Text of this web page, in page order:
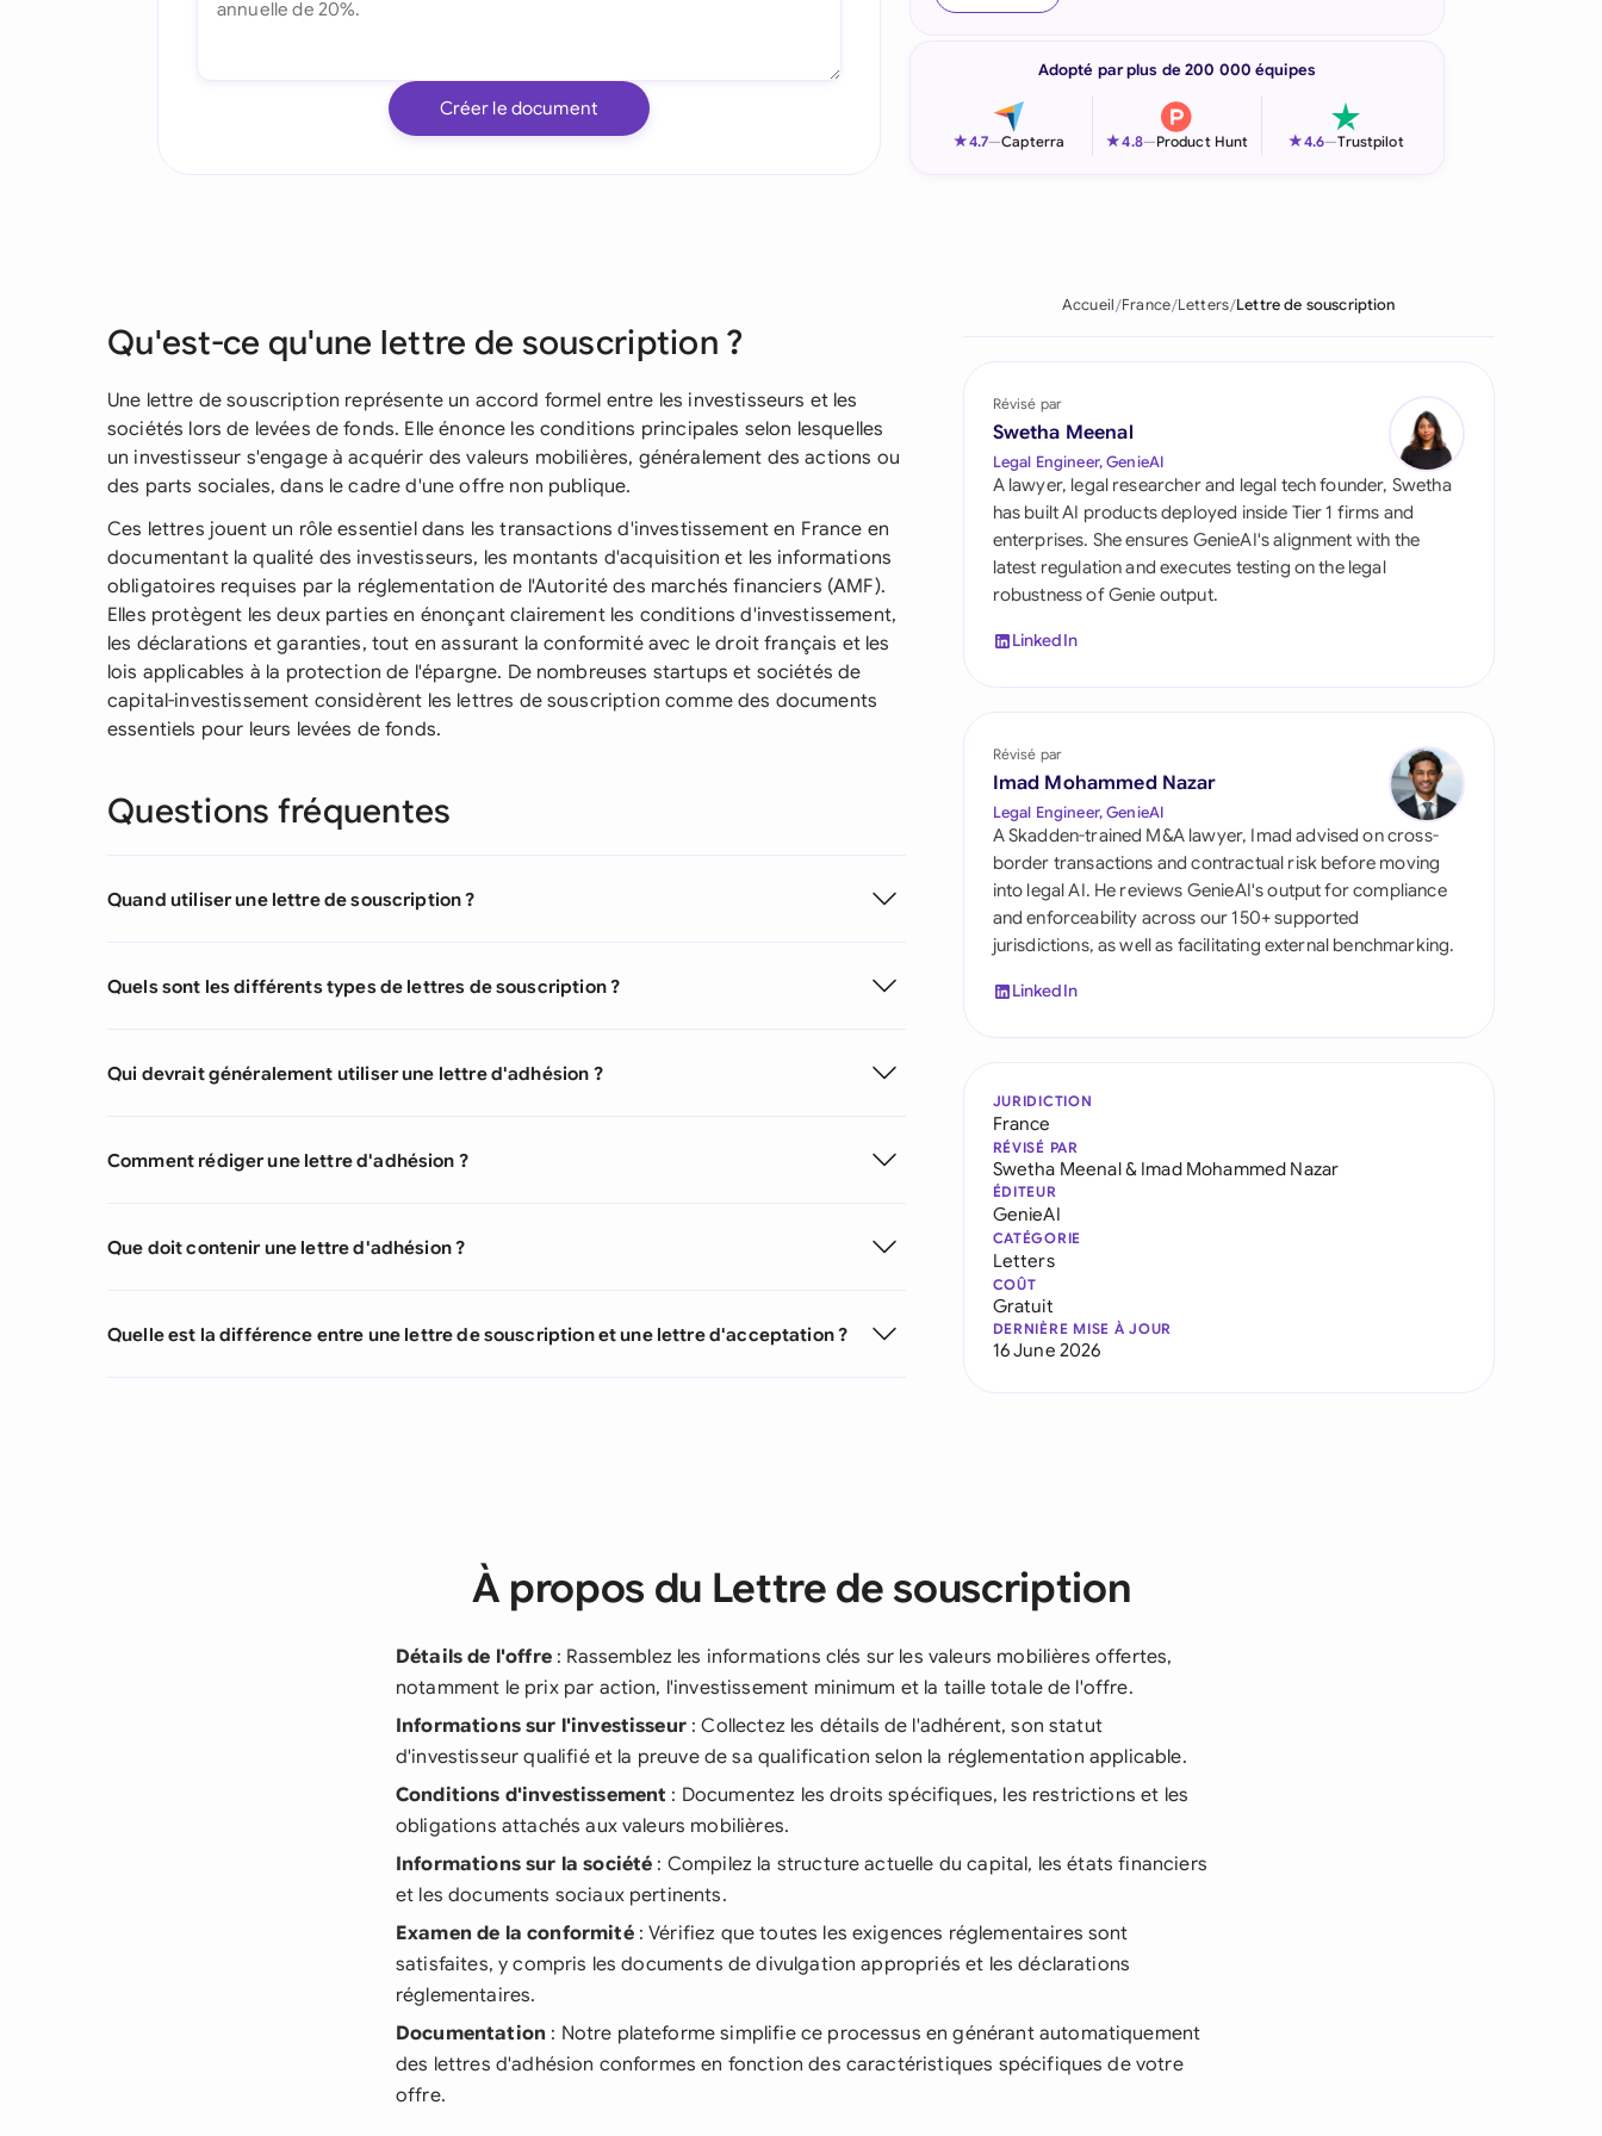
Philippines
Saudi Arabia
South Africa
Switzerland
United Kingdom
United States
Créer le document
Adopté par plus de 200 000 équipes
★4.7—Capterra ★4.8—Product Hunt ★4.6—Trustpilot
Qu'est-ce qu'une lettre de souscription ?
Une lettre de souscription représente un accord formel entre les investisseurs et les
sociétés lors de levées de fonds. Elle énonce les conditions principales selon lesquelles
un investisseur s'engage à acquérir des valeurs mobilières, généralement des actions ou
des parts sociales, dans le cadre d'une offre non publique.
Ces lettres jouent un rôle essentiel dans les transactions d'investissement en France en
documentant la qualité des investisseurs, les montants d'acquisition et les informations
obligatoires requises par la réglementation de l'Autorité des marchés financiers (AMF).
Elles protègent les deux parties en énonçant clairement les conditions d'investissement,
les déclarations et garanties, tout en assurant la conformité avec le droit français et les
lois applicables à la protection de l'épargne. De nombreuses startups et sociétés de
capital-investissement considèrent les lettres de souscription comme des documents
essentiels pour leurs levées de fonds.
Questions fréquentes
Quand utiliser une lettre de souscription ?
Quels sont les différents types de lettres de souscription ?
Qui devrait généralement utiliser une lettre d'adhésion ?
Comment rédiger une lettre d'adhésion ?
Que doit contenir une lettre d'adhésion ?
Quelle est la différence entre une lettre de souscription et une lettre d'acceptation ?
Accueil France Letters Lettre de souscription
Révisé par
Swetha Meenal
Legal Engineer, GenieAI
A lawyer, legal researcher and legal tech founder, Swetha
has built AI products deployed inside Tier 1 firms and
enterprises. She ensures GenieAI's alignment with the
latest regulation and executes testing on the legal
robustness of Genie output.
LinkedIn
Révisé par
Imad Mohammed Nazar
Legal Engineer, GenieAI
A Skadden-trained M&A lawyer, Imad advised on cross-
border transactions and contractual risk before moving
into legal AI. He reviews GenieAI's output for compliance
and enforceability across our 150+ supported
jurisdictions, as well as facilitating external benchmarking.
LinkedIn
JURIDICTION
France
RÉVISÉ PAR
Swetha Meenal& Imad Mohammed Nazar
ÉDITEUR
GenieAI
CATÉGORIE
Letters
COÛT
Gratuit
DERNIÈRE MISE À JOUR
16 June 2026
À propos du Lettre de souscription
Détails de l'offre: Rassemblez les informations clés sur les valeurs mobilières offertes,
notamment le prix par action, l'investissement minimum et la taille totale de l'offre.
Informations sur l'investisseur: Collectez les détails de l'adhérent, son statut
d'investisseur qualifié et la preuve de sa qualification selon la réglementation applicable.
Conditions d'investissement : Documentez les droits spécifiques, les restrictions et les
obligations attachés aux valeurs mobilières.
Informations sur la société : Compilez la structure actuelle du capital, les états financiers
et les documents sociaux pertinents.
Examen de la conformité: Vérifiez que toutes les exigences réglementaires sont
satisfaites, y compris les documents de divulgation appropriés et les déclarations
réglementaires.
Documentation : Notre plateforme simplifie ce processus en générant automatiquement
des lettres d'adhésion conformes en fonction des caractéristiques spécifiques de votre
offre.